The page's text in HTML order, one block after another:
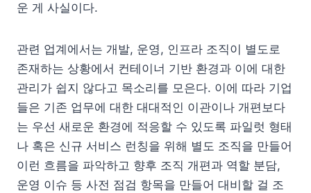
운 게 사실이다.
관련 업계에서는 개발, 운영, 인프라 조직이 별도로
존재하는 상황에서 컨테이너 기반 환경과 이에 대한
관리가 쉽지 않다고 목소리를 모은다. 이에 따라 기업
들은 기존 업무에 대한 대대적인 이관이나 개편보다
는 우선 새로운 환경에 적응할 수 있도록 파일럿 형태
나 혹은 신규 서비스 런칭을 위해 별도 조직을 만들어
이런 흐름을 파악하고 향후 조직 개편과 역할 분담,
운영 이슈 등 사전 점검 항목을 만들어 대비할 걸 조